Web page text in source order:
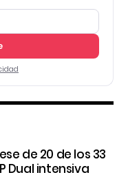
de 20 de los 33
Dual intensiva